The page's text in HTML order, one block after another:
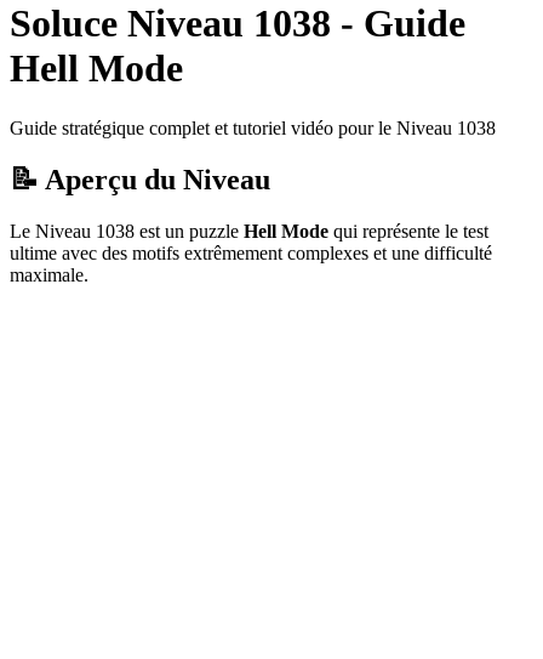
Soluce Niveau 1038 - Guide
Hell Mode
Guide stratégique complet et tutoriel vidéo pour le Niveau 1038
📝 Aperçu du Niveau
Le Niveau 1038 est un puzzle Hell Mode qui représente le test
ultime avec des motifs extrêmement complexes et une difficulté
maximale.